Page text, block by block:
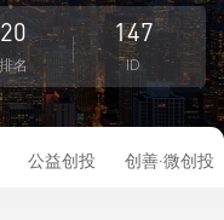
20
排名
147
ID
公益创投 创善·微创投